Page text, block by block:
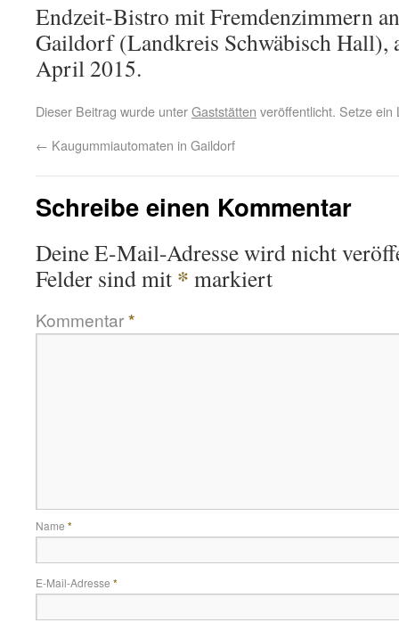
Endzeit-Bistro mit Fremdenzimmern
Gaildorf (Landkreis Schwäbisch Hall),
April 2015.
Dieser Beitrag wurde unterGaststätten veröffentlicht. Setze
← Kaugummiautomaten in Gaildorf
Schreibe einen Kommentar
Deine E-Mail-Adresse wird nicht
Felder sind mit * markiert
Kommentar*
Name *
E-Mail-Adresse *